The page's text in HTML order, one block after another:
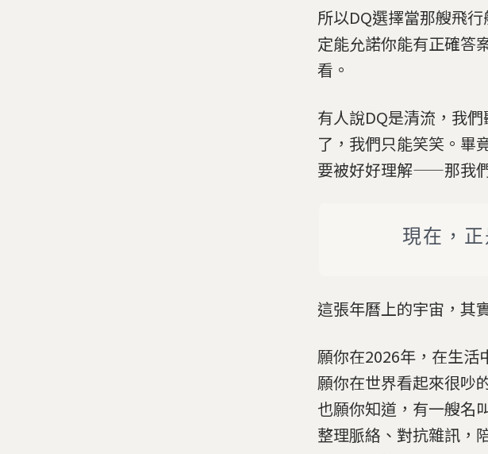
所以DQ選擇當那艘飛
定能允諾你能有正確答
看。
有人說DQ是清流，我
了，我們只能笑笑。畢
要被好好理解——那我
現在，
這張年曆上的宇宙，其
願你在2026年，在生活
願你在世界看起來很吵
也願你知道，有一艘名
整理脈絡、對抗雜訊，